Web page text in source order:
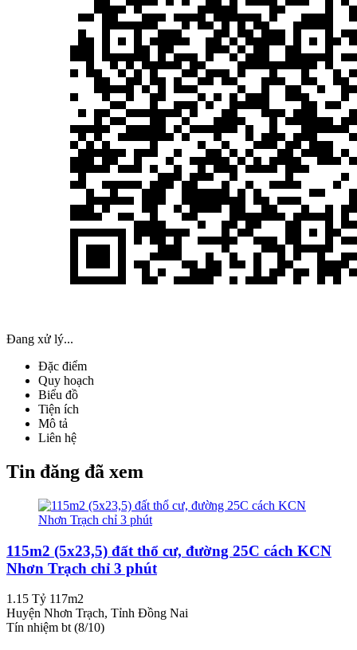
Đang xử lý...
Đặc điểm
Quy hoạch
Biểu đồ
Tiện ích
Mô tả
Liên hệ
Tin đăng đã xem
115m2 (5x23,5) đất thổ cư, đường 25C cách KCN
Nhơn Trạch chỉ 3 phút
1.15 Tỷ 117m2
Huyện Nhơn Trạch, Tỉnh Đồng Nai
Tín nhiệm bt (8/10)